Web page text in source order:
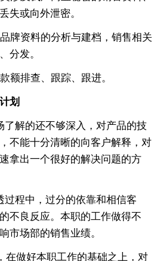
失或向外泄密。
资料的分析与建档，销售相关
分发。
排查、跟踪、跟进。
划
解的还不够深入，对产品的技
不能十分清晰的向客户解释，对
拿出一个很好的解决问题的方
程中，过分的依靠和相信客
不良反应。本职的工作做得不
市场部的销售业绩。
做好本职工作的基础之上，对